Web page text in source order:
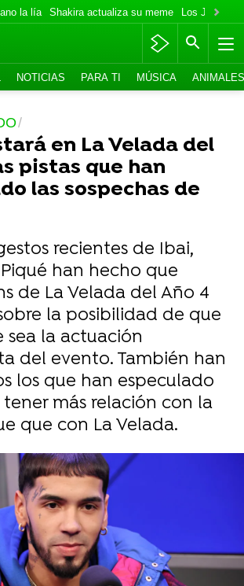
la lía Shakira actualiza su meme Los Jonas
NOTICIAS PARA TI MÚSICA ANIMALES
en La Velada del
pistas que han
las sospechas de
recientes de Ibai,
han hecho que
de La Velada del Año 4
la posibilidad de que
la actuación
del evento. También han
los que han especulado
más relación con la
que con La Velada.
que su su álbum de música
Act II: Cowboy Carter